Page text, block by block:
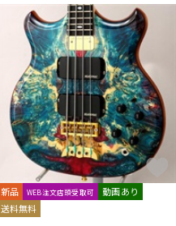
レコーディング機器
楽器アクセサリ
ヴィンテージ
新品 WEB注文店頭受取可
動画あり
送料無料